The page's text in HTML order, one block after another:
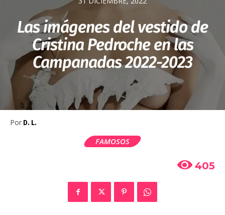
Las imágenes del vestido de
Cristina Pedroche en las
Campanadas 2022-2023
Por D. L.
FAMOSOS
405